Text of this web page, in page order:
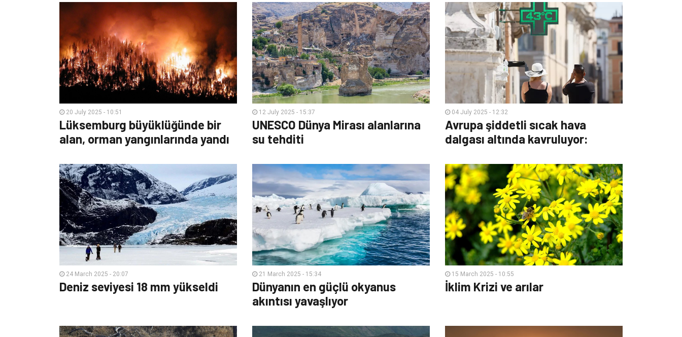
20 July 2025 - 10:51
Lüksemburg büyüklüğünde bir
alan, orman yangınlarında yandı
12 July 2025 - 15:37
UNESCO Dünya Mirası alanlarına
su tehditi
04 July 2025 - 12:32
Avrupa şiddetli sıcak hava
dalgası altında kavruluyor:
24 March 2025 - 20:07
Deniz seviyesi 18 mm yükseldi
21 March 2025 - 15:34
Dünyanın en güçlü okyanus
akıntısı yavaşlıyor
15 March 2025 - 10:55
İklim Krizi ve arılar